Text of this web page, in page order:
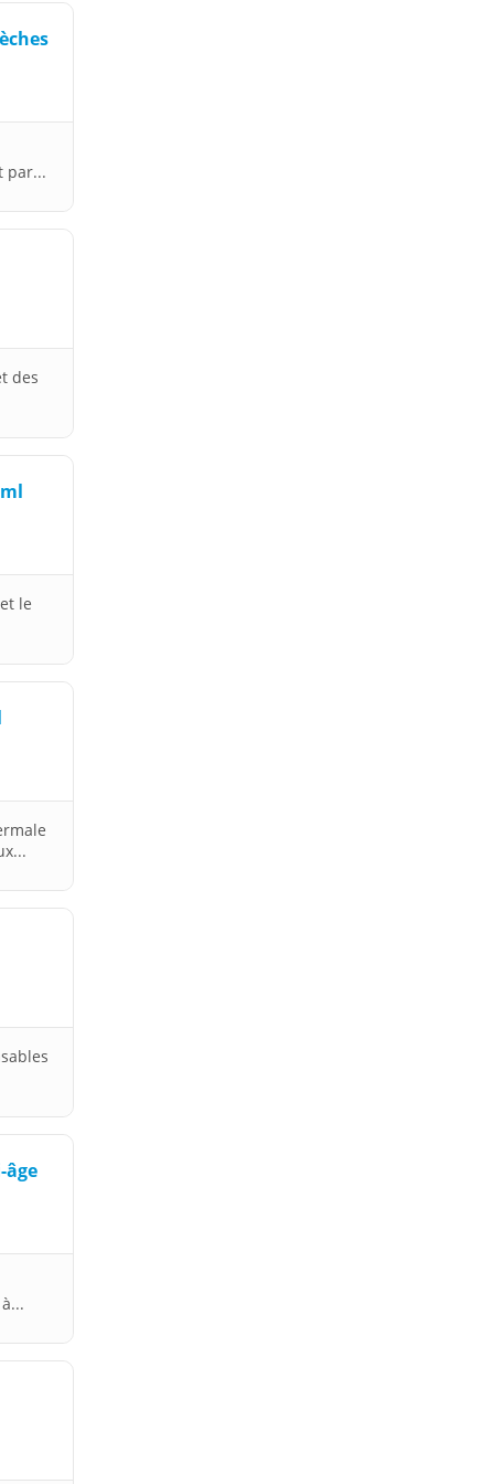
par...
des
le